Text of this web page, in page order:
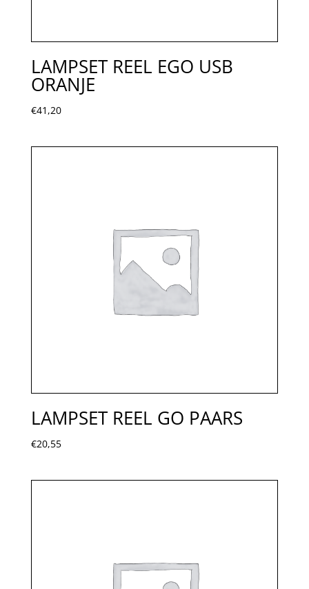
LAMPSET REEL EGO USB
ORANJE
€41,20
LAMPSET REEL GO PAARS
€20,55